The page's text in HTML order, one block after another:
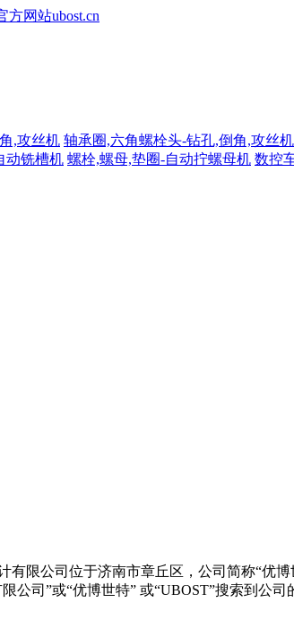
,攻丝机 轴承圈,六角螺栓头-钻孔,倒角,攻丝机
动铣槽机 螺栓,螺母,垫圈-自动拧螺母机 数控
限公司位于济南市章丘区，公司简称“优
公司”或“优博世特” 或“UBOST”搜索到公